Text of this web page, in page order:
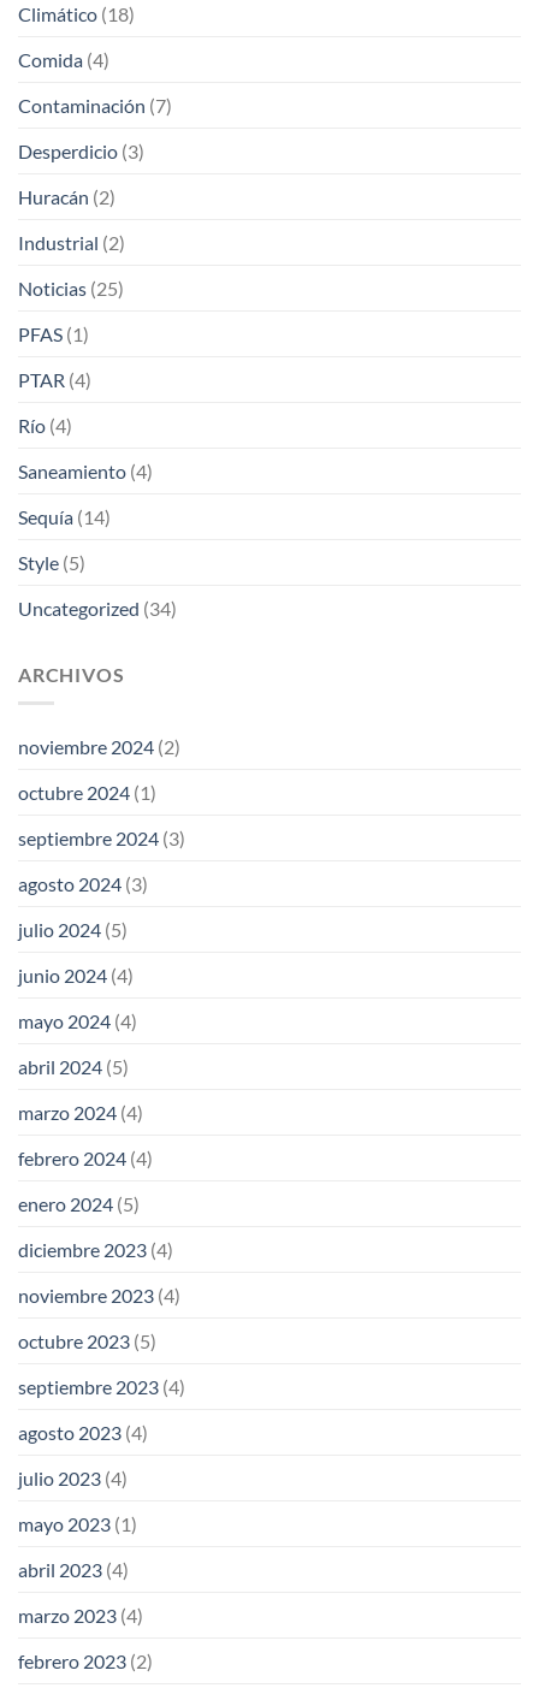
Climático (18)
Comida (4)
Contaminación (7)
Desperdicio (3)
Huracán (2)
Industrial (2)
Noticias (25)
PFAS (1)
PTAR (4)
Río (4)
Saneamiento (4)
Sequía (14)
Style (5)
Uncategorized (34)
ARCHIVOS
noviembre 2024 (2)
octubre 2024 (1)
septiembre 2024 (3)
agosto 2024 (3)
julio 2024 (5)
junio 2024 (4)
mayo 2024 (4)
abril 2024 (5)
marzo 2024 (4)
febrero 2024 (4)
enero 2024 (5)
diciembre 2023 (4)
noviembre 2023 (4)
octubre 2023 (5)
septiembre 2023 (4)
agosto 2023 (4)
julio 2023 (4)
mayo 2023 (1)
abril 2023 (4)
marzo 2023 (4)
febrero 2023 (2)